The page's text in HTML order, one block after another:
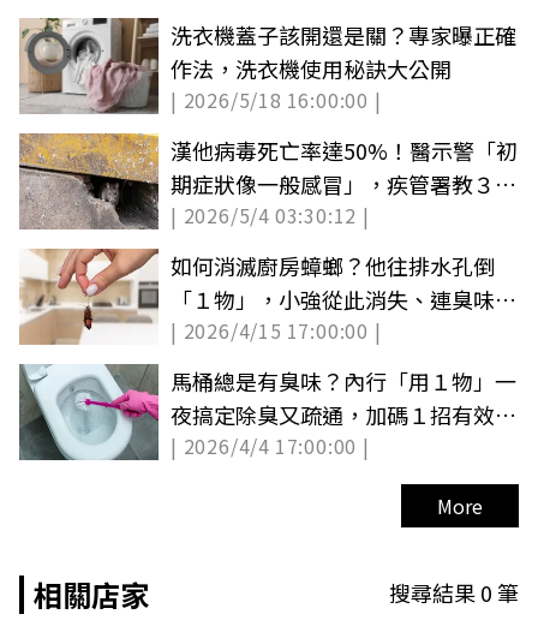
洗衣機蓋子該開還是關？專家曝正確
作法，洗衣機使用秘訣大公開
| 2026/5/18 16:00:00 |
漢他病毒死亡率達50%！醫示警「初
期症狀像一般感冒」，疾管署教３招
防老鼠
| 2026/5/4 03:30:12 |
如何消滅廚房蟑螂？他往排水孔倒
「１物」，小強從此消失、連臭味都
沒了
| 2026/4/15 17:00:00 |
馬桶總是有臭味？內行「用１物」一
夜搞定除臭又疏通，加碼１招有效除
垢
| 2026/4/4 17:00:00 |
More
相關店家 搜尋結果0筆